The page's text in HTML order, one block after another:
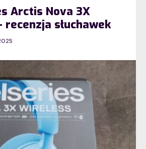
Arctis Nova 3X
recenzja słuchawek